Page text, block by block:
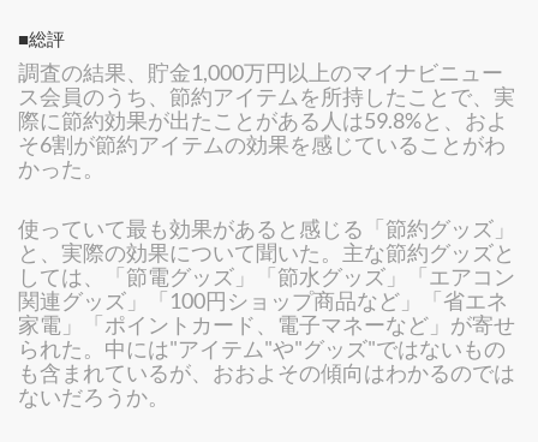
■総評
調査の結果、貯金1,000万円以上のマイナビニュー
ス会員のうち、節約アイテムを所持したことで、実
際に節約効果が出たことがある人は59.8%と、およ
そ6割が節約アイテムの効果を感じていることがわ
かった。
使っていて最も効果があると感じる「節約グッズ」
と、実際の効果について聞いた。主な節約グッズと
しては、「節電グッズ」「節水グッズ」「エアコン
関連グッズ」「100円ショップ商品など」「省エネ
家電」「ポイントカード、電子マネーなど」が寄せ
られた。中には"アイテム"や"グッズ"ではないもの
も含まれているが、おおよその傾向はわかるのでは
ないだろうか。